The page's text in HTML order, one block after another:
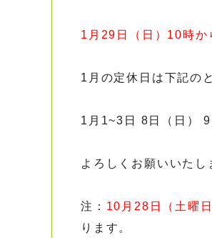
1月29日（日）10時か
1月の定休日は下記の
1月1~3日 8日（日）
よろしくお願いいたし
注： 10 月28日（土曜
ります。